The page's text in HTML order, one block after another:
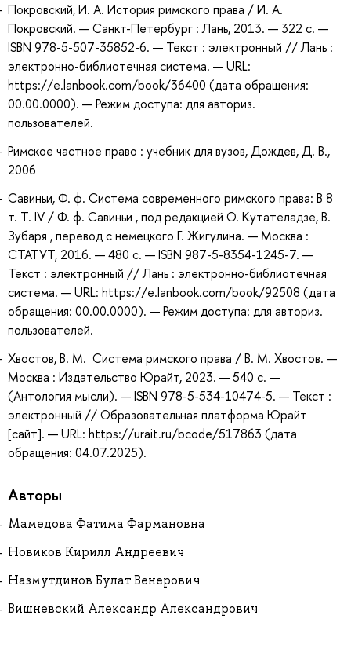
Покровский, И. А. История римского права / И. А.
Покровский. — Санкт-Петербург : Лань, 2013. — 322 с. —
ISBN 978-5-507-35852-6. — Текст : электронный // Лань :
электронно-библиотечная система. — URL:
https://e.lanbook.com/book/36400 (дата обращения:
00.00.0000). — Режим доступа: для авториз.
пользователей.
Римское частное право : учебник для вузов, Дождев, Д. В.,
2006
Савиньи, Ф. ф. Система современного римского права: В 8
т. Т. IV / Ф. ф. Савиньи , под редакцией О. Кутателадзе, В.
Зубаря , перевод с немецкого Г. Жигулина. — Москва :
СТАТУТ, 2016. — 480 с. — ISBN 987-5-8354-1245-7. —
Текст : электронный // Лань : электронно-библиотечная
система. — URL: https://e.lanbook.com/book/92508 (дата
обращения: 00.00.0000). — Режим доступа: для авториз.
пользователей.
Хвостов, В. М. Система римского права / В. М. Хвостов. —
Москва : Издательство Юрайт, 2023. — 540 с. —
(Антология мысли). — ISBN 978-5-534-10474-5. — Текст :
электронный // Образовательная платформа Юрайт
[сайт]. — URL: https://urait.ru/bcode/517863 (дата
обращения: 04.07.2025).
Авторы
Мамедова Фатима Фармановна
Новиков Кирилл Андреевич
Назмутдинов Булат Венерович
Вишневский Александр Александрович